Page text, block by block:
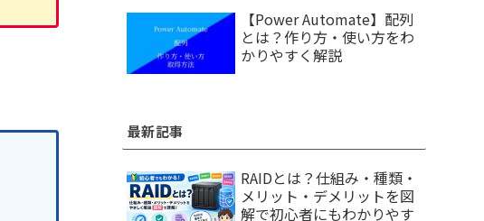
【Power Automate】配列
とは？作り方・使い方をわ
かりやすく解説
最新記事
RAIDとは？仕組み・種類・
メリット・デメリットを図
解で初心者にもわかりやす